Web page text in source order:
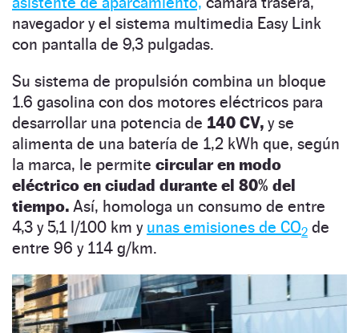
navegador y el sistema multimedia Easy Link
con pantalla de 9,3 pulgadas.
Su sistema de propulsión combina un bloque
1.6 gasolina con dos motores eléctricos para
desarrollar una potencia de 140 CV, y se
alimenta de una batería de 1,2 kWh que, según
la marca, le permite circular en modo
eléctrico en ciudad durante el 80% del
tiempo. Así, homologa un consumo de entre
4,3 y 5,1 l/100 km y unas emisiones de CO2 de
entre 96 y 114 g/km.